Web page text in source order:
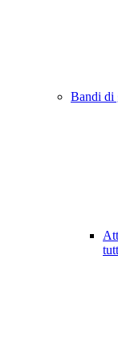
Bandi di